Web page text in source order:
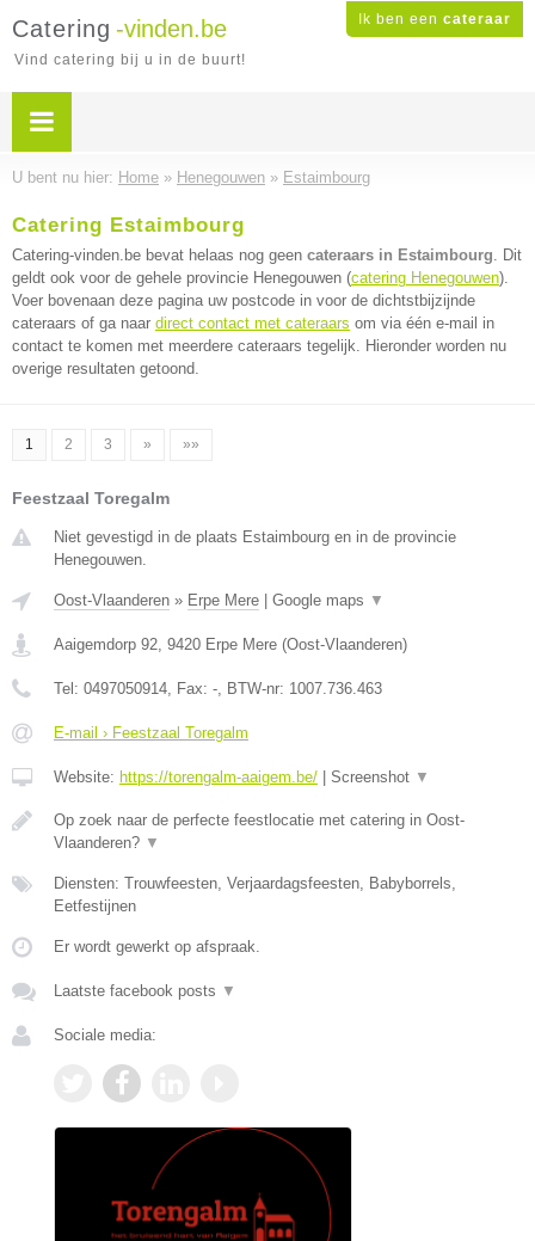
Ik ben een cateraar
Catering -vinden.be
Vind catering bij u in de buurt!
U bent nu hier: Home » Henegouwen » Estaimbourg
Catering Estaimbourg
Catering-vinden.be bevat helaas nog geen cateraars in Estaimbourg. Dit
geldt ook voor de gehele provincie Henegouwen (catering Henegouwen).
Voer bovenaan deze pagina uw postcode in voor de dichtstbijzijnde
cateraars of ga naar direct contact met cateraars om via één e-mail in
contact te komen met meerdere cateraars tegelijk. Hieronder worden nu
overige resultaten getoond.
1 2 3 » »»
Feestzaal Toregalm
Niet gevestigd in de plaats Estaimbourg en in de provincie
Henegouwen.
Oost-Vlaanderen » Erpe Mere Google maps ▼
Aaigemdorp 92, 9420 Erpe Mere (Oost-Vlaanderen)
Tel: 0497050914, Fax: -, BTW-nr: 1007.736.463
E-mail › Feestzaal Toregalm
Website: https://torengalm-aaigem.be/ Screenshot ▼
Op zoek naar de perfecte feestlocatie met catering in Oost-
Vlaanderen? ▼
Diensten: Trouwfeesten, Verjaardagsfeesten, Babyborrels,
Eetfestijnen
Er wordt gewerkt op afspraak.
Laatste facebook posts ▼
Sociale media: